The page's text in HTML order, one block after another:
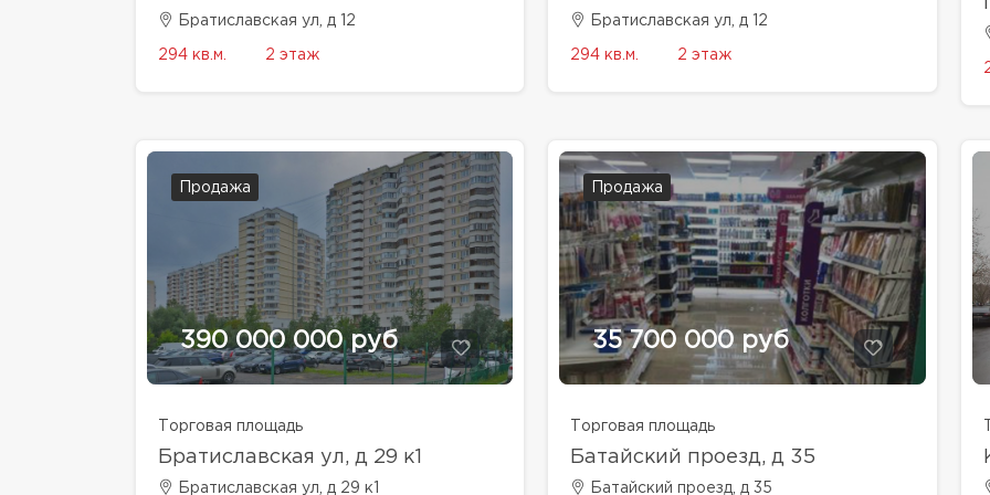
Братиславская ул, д 12
294 кв.м. 2 этаж
Братиславская ул, д 12
294 кв.м. 2 этаж
Продажа
390 000 000 руб
Торговая площадь
Братиславская ул, д 29 к1
Братиславская ул, д 29 к1
Продажа
35 700 000 руб
Торговая площадь
Батайский проезд, д 35
Батайский проезд, д 35